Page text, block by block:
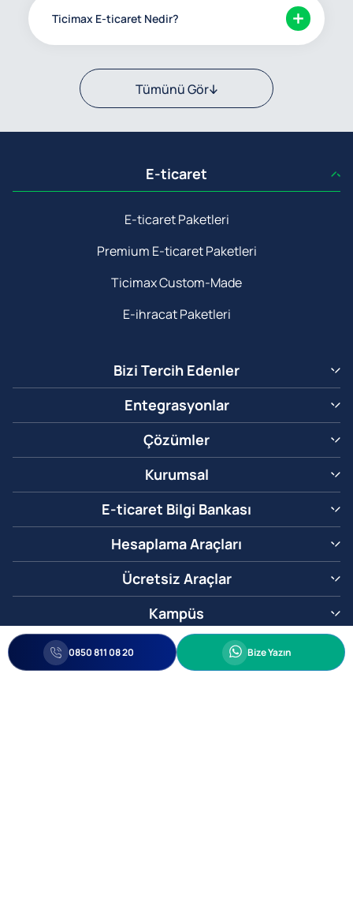
Ticimax E-ticaret Nedir?
Tümünü Gör
E-ticaret
E-ticaret Paketleri
Premium E-ticaret Paketleri
Ticimax Custom-Made
E-ihracat Paketleri
Bizi Tercih Edenler
Entegrasyonlar
Çözümler
Kurumsal
E-ticaret Bilgi Bankası
Hesaplama Araçları
Ücretsiz Araçlar
Kampüs
0850 811 08 20 Whatsapp
Bize Yazın
0850 811 08 20